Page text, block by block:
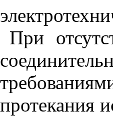
При
протекания